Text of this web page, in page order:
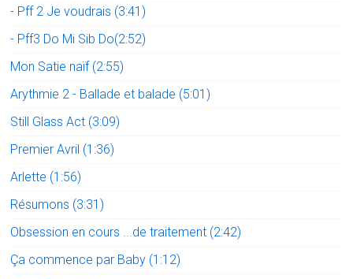
- Pff 2 Je voudrais (3:41)
- Pff3 Do Mi Sib Do(2:52)
Mon Satie naïf (2:55)
Arythmie 2 - Ballade et balade (5:01)
Still Glass Act (3:09)
Premier Avril (1:36)
Arlette (1:56)
Résumons (3:31)
Obsession en cours ...de traitement (2:42)
Ça commence par Baby (1:12)